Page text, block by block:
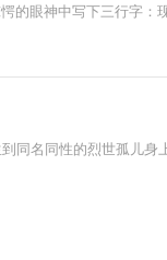
的眼神中写下三行字
同名同性的烈世孤儿